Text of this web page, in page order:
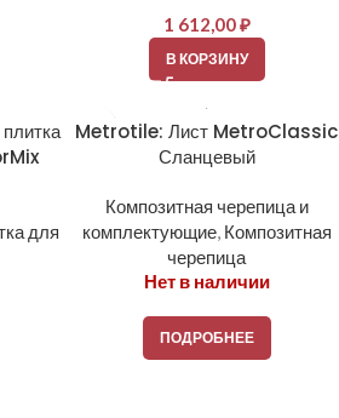
1 612,00₽
В КОРЗИНУ
для
Metrotile: Лист MetroClassic
Сланцевый
Композитная черепица и
комплектующие, Композитная
черепица
Нет в наличии
ПОДРОБНЕЕ